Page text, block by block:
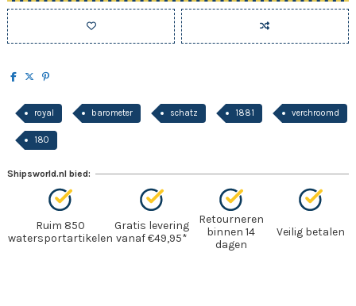
royal barometer schatz 1881 verchroomd
180
Shipsworld.nl bied:
Ruim 850
watersportartikelen
Gratis levering
vanaf €49,95*
Retourneren
binnen 14
dagen
Veilig betalen